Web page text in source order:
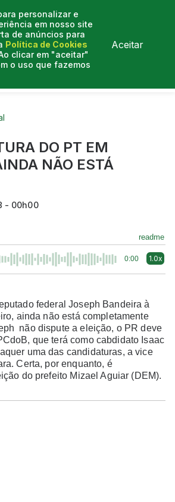
personalizar e
em nosso site
de anúncios para
Política de Cookies
clicar em "aceitar"
o uso que fazemos
Aceitar
DO PT EM
NÃO ESTÁ
- 00h00
readme
0:00 1.0x
federal Joseph Bandeira à
ainda não está completamente
não dispute a eleição, o PR deve
que terá como cabdidato Isaac
uma das candidaturas, a vice
Certa, por enquanto, é
do prefeito Mizael Aguiar (DEM).